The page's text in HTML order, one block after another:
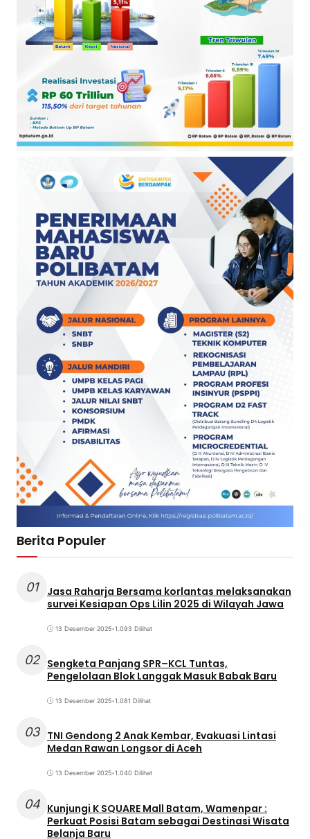
Berita Populer
01
Jasa Raharja Bersama korlantas melaksanakan
survei Kesiapan Ops Lilin 2025 di Wilayah Jawa
13 Desember 2025•1.093 Dilihat
02 Sengketa Panjang SPR–KCL Tuntas,
Pengelolaan Blok Langgak Masuk Babak Baru
13 Desember 2025•1.081 Dilihat
03 TNI Gendong 2 Anak Kembar, Evakuasi Lintasi
Medan Rawan Longsor di Aceh
13 Desember 2025•1.040 Dilihat
04 Kunjungi K SQUARE Mall Batam, Wamenpar :
Perkuat Posisi Batam sebagai Destinasi Wisata
Belanja Baru